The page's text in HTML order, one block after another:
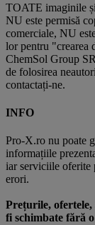
TOATE imaginile
NU este permisă
comerciale, NU
lor pentru "crearea
ChemSol Group
de folosirea
contactați-ne.
INFO
Pro-X.ro nu poate
informațiile
iar serviciile oferite
erori.
Prețurile, ofertele,
fi schimbate fără